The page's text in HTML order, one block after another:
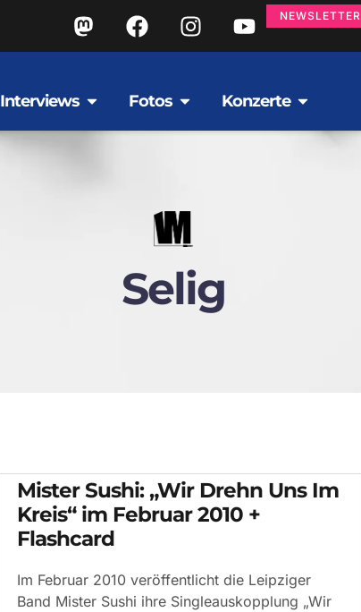
NEWSLETTER
Interviews Fotos Konzerte
Selig
Mister Sushi: „Wir Drehn Uns Im
Kreis“ im Februar 2010 +
Flashcard
Im Februar 2010 veröffentlicht die Leipziger
Band Mister Sushi ihre Singleauskopplung „Wir